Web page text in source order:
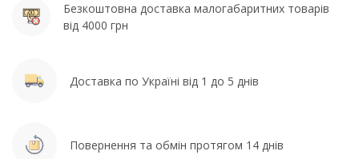
Безкоштовна доставка малогабаритних товарів
від 4000 грн
Доставка по Україні від 1 до 5 днів
Повернення та обмін протягом 14 днів